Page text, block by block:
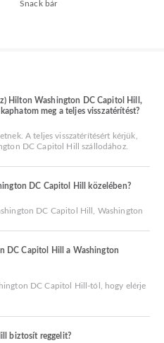
Snack bár
Hilton Washington DC Capitol Hill,
meg a teljes visszatérítést?
A teljes visszatérítésért kérjük,
DC Capitol Hill szállodához.
DC Capitol Hill közelében?
DC Capitol Hill, Washington
DC Capitol Hill a Washington
DC Capitol Hill-tól, hogy elérje
biztosít reggelit?